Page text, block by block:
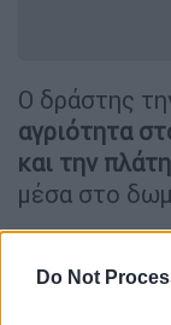
Do Not
Ο δράστης
αγριότητα
και την πλάτη
μέσα στο